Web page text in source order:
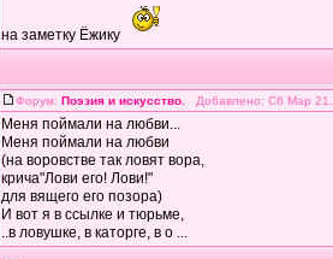
на заметку Ёжику
Форум: Поэзия и искусство. Добавлено: Сб Мар
Меня поймали на любви...
Меня поймали на любви
(на воровстве так ловят вора,
крича"Лови его! Лови!"
для вящего его позора)
И вот я в ссылке и тюрьме,
..в ловушке, в каторге, в о ...